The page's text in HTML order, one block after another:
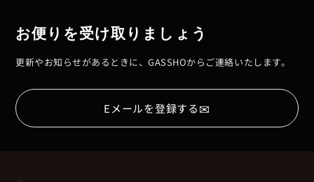
お便りを受け取りましょう
更新やお知らせがあるときに、GASSHOからご連絡いたします。
Eメールを登録する✉